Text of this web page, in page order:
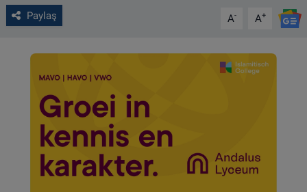
Paylaş A- A+